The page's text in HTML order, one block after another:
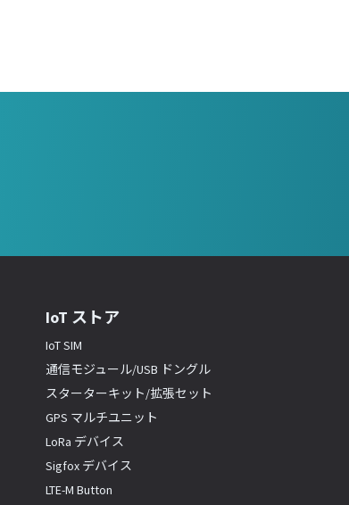
IoT ストア
IoT SIM
通信モジュール/USB ドングル
スターターキット/拡張セット
GPS マルチユニット
LoRa デバイス
Sigfox デバイス
LTE-M Button